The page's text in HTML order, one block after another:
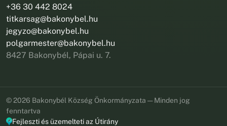
+36 30 442 8024
titkarsag@bakonybel.hu
jegyzo@bakonybel.hu
polgarmester@bakonybel.hu
8427 Bakonybél, Pápai u. 7.
© 2026 Bakonybél Község Önkormányzata — Minden jog
fenntartva
Fejleszti és üzemelteti az Útirány